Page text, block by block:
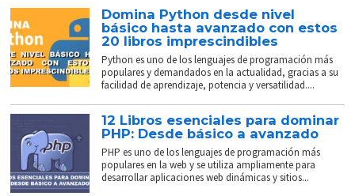
Domina Python desde nivel
básico hasta avanzado con estos
20 libros imprescindibles
Python es uno de los lenguajes de programación más
populares y demandados en la actualidad, gracias a su
facilidad de aprendizaje, potencia y versatilidad....
12 Libros esenciales para dominar
PHP: Desde básico a avanzado
PHP es uno de los lenguajes de programación más
populares en la web y se utiliza ampliamente para
desarrollar aplicaciones web dinámicas y sitios...